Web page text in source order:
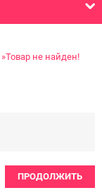
Товар не найден!
ПРОДОЛЖИТЬ